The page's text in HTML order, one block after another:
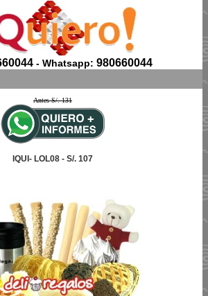
- Whatsapp: 980660044
Antes S/. 131
IQUI- LOL08 - S/. 107